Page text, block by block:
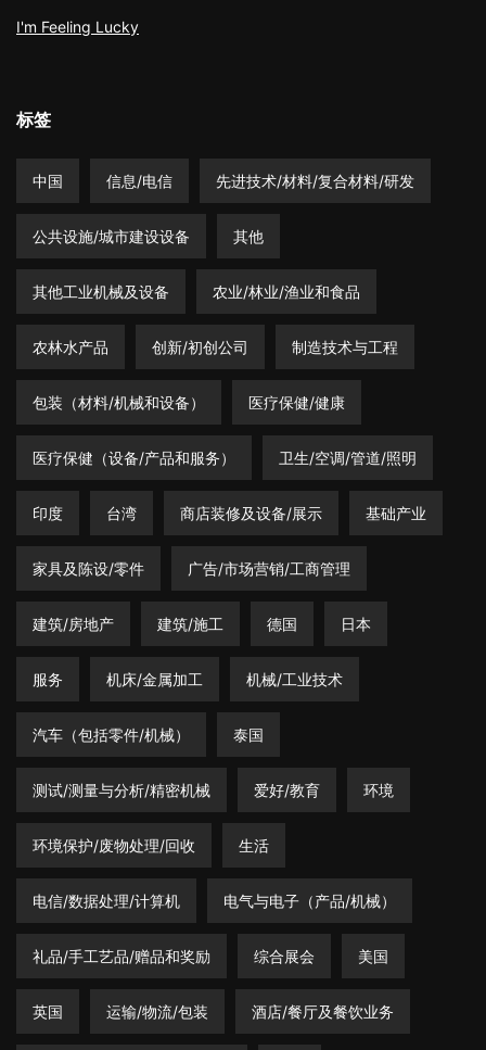
I'm Feeling Lucky
标签
中国 信息/电信 先进技术/材料/复合材料/研发
公共设施/城市建设设备 其他
其他工业机械及设备 农业/林业/渔业和食品
农林水产品 创新/初创公司 制造技术与工程
包装（材料/机械和设备） 医疗保健/健康
医疗保健（设备/产品和服务） 卫生/空调/管道/照明
印度 台湾 商店装修及设备/展示 基础产业
家具及陈设/零件 广告/市场营销/工商管理
建筑/房地产 建筑/施工 德国 日本
服务 机床/金属加工 机械/工业技术
汽车（包括零件/机械） 泰国
测试/测量与分析/精密机械 爱好/教育 环境
环境保护/废物处理/回收 生活
电信/数据处理/计算机 电气与电子（产品/机械）
礼品/手工艺品/赠品和奖励 综合展会 美国
英国 运输/物流/包装 酒店/餐厅及餐饮业务